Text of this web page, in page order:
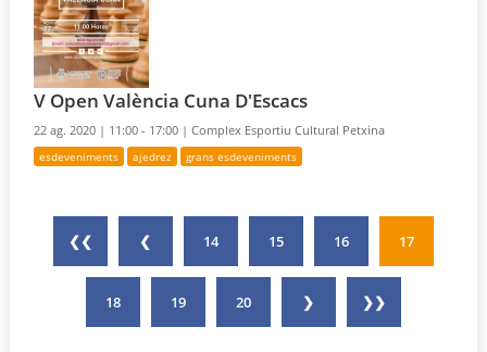
V Open València Cuna D'Escacs
22 ag. 2020 | 11:00 - 17:00 |Complex Esportiu Cultural Petxina
esdeveniments ajedrez grans esdeveniments
❮❮ ❮ 14 15 16 17
18 19 20 ❯ ❯❯